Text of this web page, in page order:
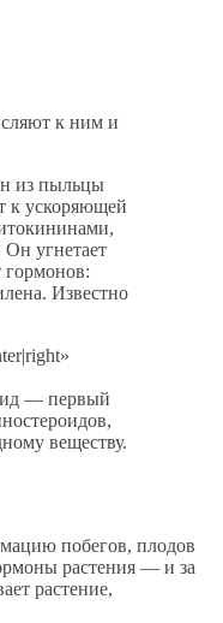
к ним и
из пыльцы
к ускоряющей
угнетает
гормонов:
Известно
— первый
веществу.
побегов, плодов
растения — и за
растение,